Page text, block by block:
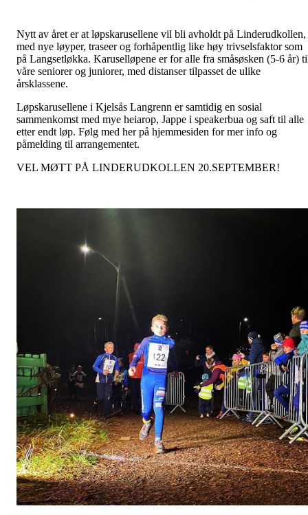
Nytt av året er at løpskarusellene vil bli avholdt på Linderudkollen,
med nye løyper, traseer og forhåpentlig like høy trivselsfaktor som
på Langsetløkka. Karuselløpene er for alle fra småsøsken (5-6 år)
våre seniorer og juniorer, med distanser tilpasset de ulike
årsklassene.
Løpskarusellene i Kjelsås Langrenn er samtidig en sosial
sammenkomst med mye heiarop, Jappe i speakerbua og saft til alle
etter endt løp. Følg med her på hjemmesiden for mer info og
påmelding til arrangementet.
VEL MØTT PÅ LINDERUDKOLLEN 20.SEPTEMBER!